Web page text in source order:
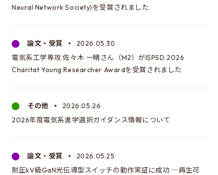
ガイダンスについて
電気系進学選択ガイダンス情報について
EEICをもっと知る
同窓会のページ
資料アーカイブ
内部生向けページ
Neural Network Society)を受賞されました
論文・受賞
2026.05.30
電気系工学専攻 佐々木 一晴さん（M2）がISPSD 2026
Charitat Young Researcher Awardを受賞されました
その他
2026.05.26
2026年度電気系進学選択ガイダンス情報について
論文・受賞
2026.05.25
耐圧kV級GaN光伝導型スイッチの動作実証に成功 ―再生可